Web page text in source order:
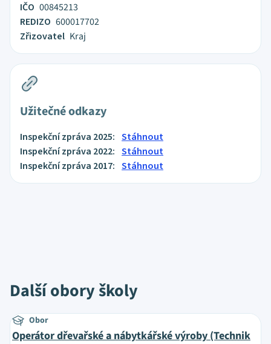
IČO 00845213
REDIZO 600017702
Zřizovatel Kraj
Užitečné odkazy
Inspekční zpráva 2025: Stáhnout
Inspekční zpráva 2022: Stáhnout
Inspekční zpráva 2017: Stáhnout
Další obory školy
Obor
Operátor dřevařské a nábytkářské výroby (Technik